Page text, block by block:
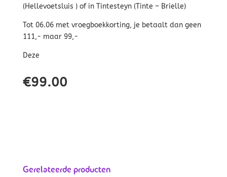
(Hellevoetsluis ) of in Tintesteyn (Tinte – Brielle)
Tot 06.06 met vroegboekkorting, je betaalt dan geen
111,- maar 99,-
Deze
€99.00
Gerelateerde producten